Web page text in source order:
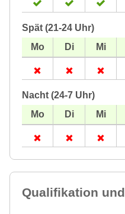
Spät (21-24 Uhr)
Nacht (24-7 Uhr)
Qualifikation